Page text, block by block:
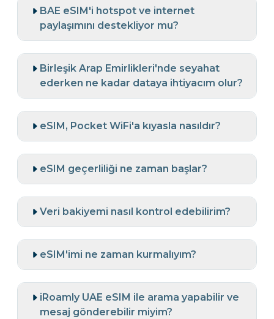
BAE eSIM'i hotspot ve internet
paylaşımını destekliyor mu?
Birleşik Arap Emirlikleri'nde seyahat
ederken ne kadar dataya ihtiyacım olur?
eSIM, Pocket WiFi'a kıyasla nasıldır?
eSIM geçerliliği ne zaman başlar?
Veri bakiyemi nasıl kontrol edebilirim?
eSIM'imi ne zaman kurmalıyım?
iRoamly UAE eSIM ile arama yapabilir ve
mesaj gönderebilir miyim?